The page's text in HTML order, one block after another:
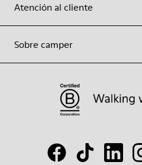
Atención al cliente
Sobre camper